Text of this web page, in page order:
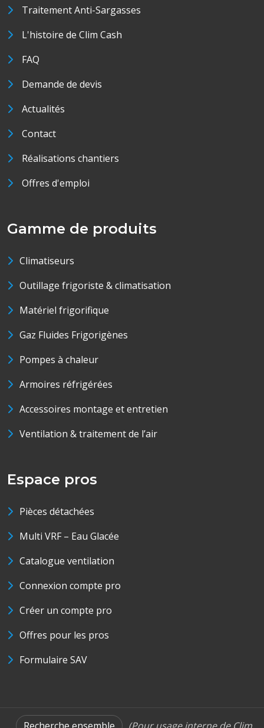
Traitement Anti-Sargasses
L'histoire de Clim Cash
FAQ
Demande de devis
Actualités
Contact
Réalisations chantiers
Offres d'emploi
Gamme de produits
Climatiseurs
Outillage frigoriste & climatisation
Matériel frigorifique
Gaz Fluides Frigorigènes
Pompes à chaleur
Armoires réfrigérées
Accessoires montage et entretien
Ventilation & traitement de l’air
Espace pros
Pièces détachées
Multi VRF – Eau Glacée
Catalogue ventilation
Connexion compte pro
Créer un compte pro
Offres pour les pros
Formulaire SAV